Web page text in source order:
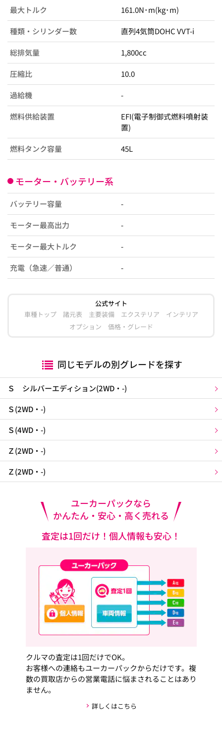
最大トルク 161.0N･m(kg･m)
種類・シリンダー数 直列4気筒DOHC VVT-i
総排気量 1,800cc
圧縮比 10.0
過給機 -
燃料供給装置
EFI(電子制御式燃料噴射装
置)
燃料タンク容量 45L
モーター・バッテリー系
バッテリー容量 -
モーター最高出力 -
モーター最大トルク -
充電（急速／普通） -
公式サイト
車種トップ
諸元表 主要装備 エクステリア
インテリア
オプション
価格・グレード
同じモデルの別グレードを探す
Ｓ シルバーエディション(2WD・-)
Ｓ(2WD・-)
Ｓ(4WD・-)
Ｚ(2WD・-)
Ｚ(2WD・-)
ユーカーパックなら
かんたん・安心・高く売れる
査定は1回だけ！個人情報も安心！
クルマの査定は1回だけでOK。
お客様への連絡もユーカーパックからだけです。複
数の買取店からの営業電話に悩まされることはあり
ません。
詳しくはこちら